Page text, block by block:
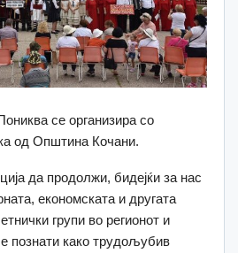
се организира со
од Општина Кочани.
да продолжи, бидејќи за нас
економската и другата
групи во регионот и
познати како трудољубив